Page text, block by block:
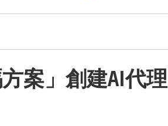
案」創建AI代理